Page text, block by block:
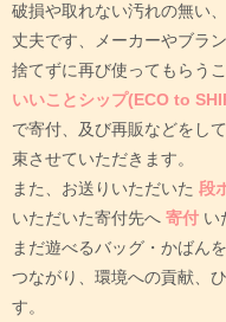
破損や取れない汚れの無い
丈夫です、メーカーやブラ
捨てずに再び使ってもらう
いいことシップ(ECO to
で寄付、及び再販などをし
束させていただきます。
また、お送りいただいた 段
いただいた寄付先へ 寄付 い
まだ遊べるバッグ・かばん
つながり、環境への貢献、
す。